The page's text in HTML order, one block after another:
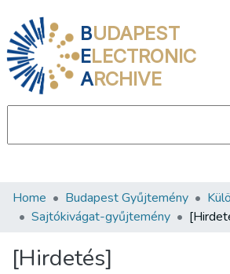
BUDAPEST
ELECTRONIC
ARCHIVE
Communities & Collections
Statistics
Home Budapest Gyűjtemény
Sajtókivágat-gyűjtemény
[Hirdetés]